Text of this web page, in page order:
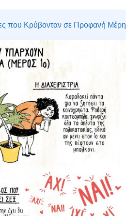
που Κρύβονταν σε Προφανή Μέρη